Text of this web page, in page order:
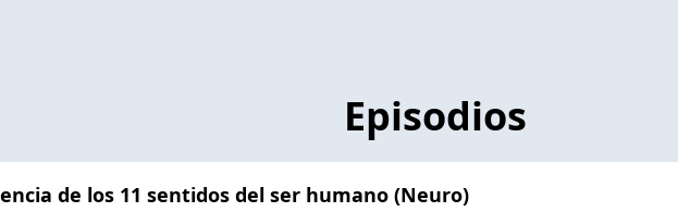
Episodios
de los 11 sentidos del ser humano (Neuro)